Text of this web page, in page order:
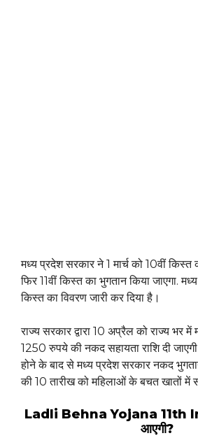
मध्य प्रदेश सरकार ने 1 मार्च को 10वीं
फिर 11वीं किस्त का भुगतान किया जाएगा.
किस्त का विवरण जारी कर दिया है।
राज्य सरकार द्वारा 10 अप्रैल को राज्य भर में
1250 रुपये की नकद सहायता राशि दी
होने के बाद से मध्य प्रदेश सरकार नकद
की 10 तारीख को महिलाओं के बचत खातों में
Ladli Behna Yojana 11th
आएगी?